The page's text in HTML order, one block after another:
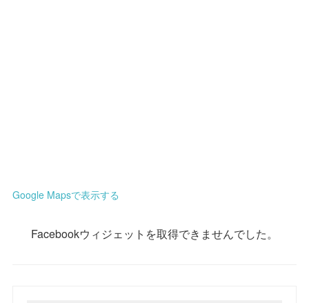
Google Mapsで表示する
Facebookウィジェットを取得できませんでした。